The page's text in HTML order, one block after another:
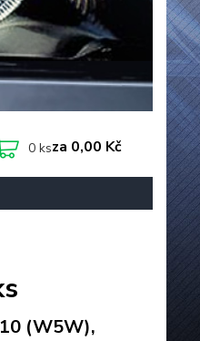
0ksza 0,00 Kč
(W5W),